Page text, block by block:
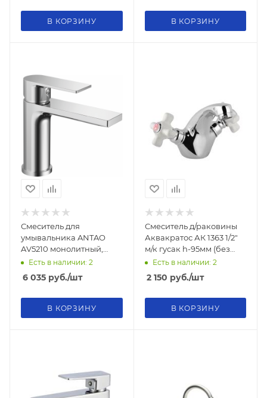
В КОРЗИНУ В КОРЗИНУ
Смеситель для
умывальника ANTAO
AV5210 монолитный,
цвет хром
Есть в наличии: 2
6 035 руб./шт
В КОРЗИНУ
Смеситель д/раковины
Аквакратос АК 1363 1/2"
м/к гусак h-95мм (без
подводки)
Есть в наличии: 2
2 150 руб./шт
В КОРЗИНУ